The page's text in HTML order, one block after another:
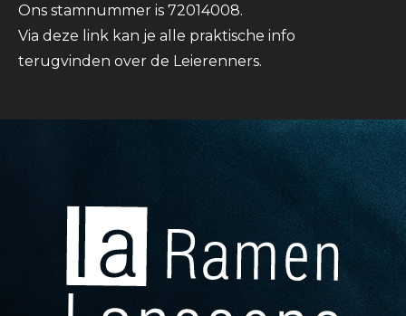
Ons stamnummer is 72014008.
Via deze link kan je alle praktische info
terugvinden over de Leierenners.